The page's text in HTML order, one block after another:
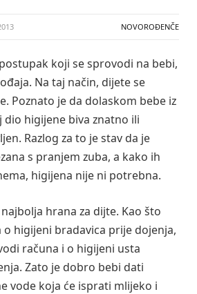
NOVOROĐENČE
koji se sprovodi na bebi,
Na taj način, dijete se
Poznato je da dolaskom bebe iz
higijene biva znatno ili
Razlog za to je stav da je
s pranjem zuba, a kako ih
higijena nije ni potrebna.
hrana za dijte. Kao što
higijeni bradavica prije dojenja,
računa i o higijeni usta
Zato je dobro bebi dati
vode koja će isprati mlijeko i